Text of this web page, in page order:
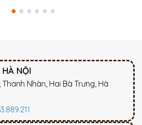
NỘI
Thanh Nhàn, Hai Bà Trưng, Hà